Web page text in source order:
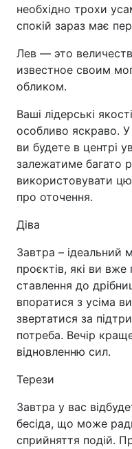
необхідно трохи
спокій зараз має
Лев — это
известное своим
обликом.
Ваші лідерські
особливо яскраво.
ви будете в центрі
залежатиме багато
використовувати
про оточення.
Діва
Завтра – ідеальний
проєктів, які ви
ставлення до
впоратися з усіма
звертатися за
потреба. Вечір
відновленню сил.
Терези
Завтра у вас
бесіда, що може
сприйняття подій.